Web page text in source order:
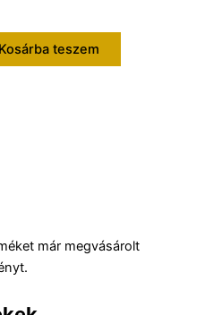
Kosárba teszem
már megvásárolt